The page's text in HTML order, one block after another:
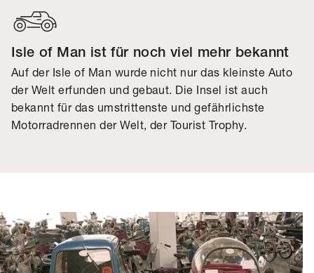
Isle of Man ist für noch viel mehr bekannt
Auf der Isle of Man wurde nicht nur das kleinste Auto
der Welt erfunden und gebaut. Die Insel ist auch
bekannt für das umstrittenste und gefährlichste
Motorradrennen der Welt, der Tourist Trophy.